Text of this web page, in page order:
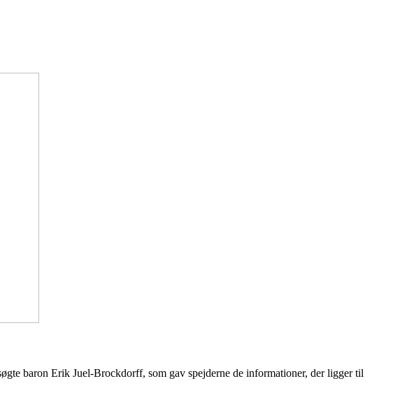
baron Erik Juel-Brockdorff, som gav spejderne de informationer, der ligger til